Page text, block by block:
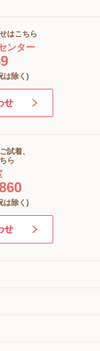
はこちら
ンター
は除く)
せ
試着、
ら
は除く)
せ